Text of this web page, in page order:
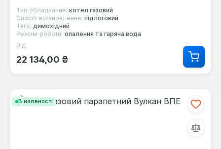
Тип обладнання: котел газовий
Спосіб встановлення: підлоговий
Тяга: димохідний
Режим роботи: опалення та гаряча вода
Звичайна ціна:
Від
22 134,00 ₴
В наявності